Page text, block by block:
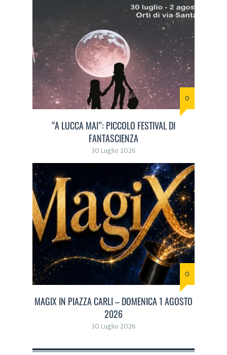
0
“A LUCCA MAI”: PICCOLO FESTIVAL DI
FANTASCIENZA
30 Luglio 2026
0
MAGIX IN PIAZZA CARLI – DOMENICA 1 AGOSTO
2026
30 Luglio 2026